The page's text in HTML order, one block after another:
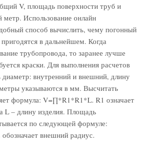
V, площадь поверхности труб и
Использование онлайн
способ вычислить, чему погонный
в дальнейшем. Когда
трубопровода, то заранее лучше
краски. Для выполнения расчетов
диаметр: внутренний и внешний, длину
указываются в мм. Высчитать
формула: V=∏*R1*R1*L. R1 означает
L – длину изделия. Площадь
по следующей формуле:
внешний радиус.